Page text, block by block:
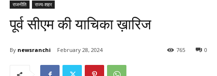
राजनीति राज्य-शहर
पूर्व सीएम की याचिका ख़ारिज
By newsranchi February 28, 2024 0
765